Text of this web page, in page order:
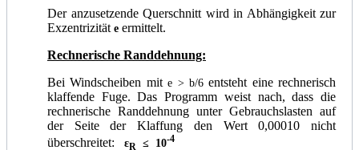
Der anzusetzende Querschnitt wird in Abhängigkeit zur
Exzentrizität e ermittelt.
Rechnerische Randdehnung:
Bei Windscheiben mite > b/6entsteht eine rechnerisch
klaffende Fuge. Das Programm weist nach, dass die
rechnerische Randdehnung unter Gebrauchslasten auf
der Seite der Klaffung den Wert 0,00010 nicht
überschreitet: εR ≤ 10-4